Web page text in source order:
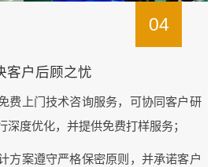
04
客户后顾之忧
费上门技术咨询服务，可协同客户研
深度优化，并提供免费打样服务；
方案遵守严格保密原则，并承诺客户